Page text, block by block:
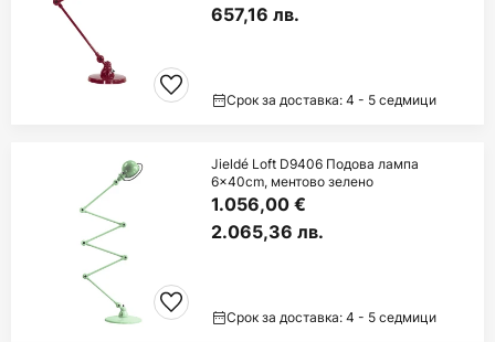
657,16 лв.
Срок за доставка: 4 - 5 седмици
Jieldé Loft D9406 Подова лампа
6x40cm, ментово зелено
1.056,00 €
2.065,36 лв.
Срок за доставка: 4 - 5 седмици